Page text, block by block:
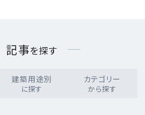
記事を探す
建築用途別
に探す
カテゴリー
から探す